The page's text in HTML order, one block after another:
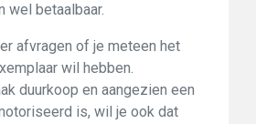
wel betaalbaar.
afvragen of je meteen het
wil hebben.
duurkoop en aangezien een
is, wil je ook dat